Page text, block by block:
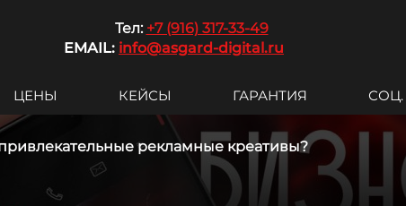
Тел: +7 (916) 317-33-49
EMAIL: info@asgard-digital.ru
ЦЕНЫ КЕЙСЫ ГАРАНТИЯ СОЦ.
привлекательные рекламные креативы?